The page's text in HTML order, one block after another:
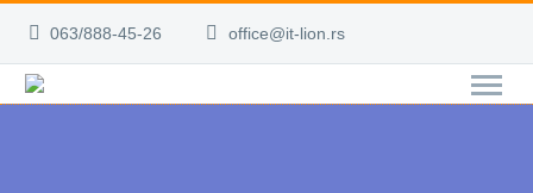
063/888-45-26 office@it-lion.rs